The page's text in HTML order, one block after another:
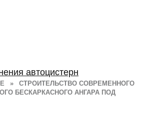
»
СТРОИТЕЛЬСТВО СОВРЕМЕННОГО
БЕСКАРКАСНОГО АНГАРА ПОД
автоцистерн